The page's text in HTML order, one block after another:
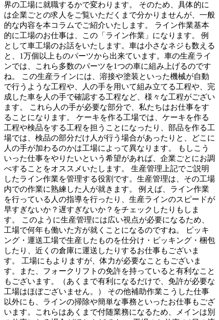
界の工場に就職するかで変わります。 そのため、具体的に
は企業ごとの求人をご覧いただくまで分かりませんが、一般
的な内容を本コラムでご紹介いたします。 ライン作業基本
的に工場のお仕事は、この「ライン作業」になります。 例
として車工場のお話をいたします。車は小さなネジも数える
と、1万個以上ものパーツから出来ています。車の生産ライ
ンでは、これら多数のパーツを1つの車に組み上げるのです
ね。 この生産ラインには、溶接や塗装といった機械が自動
で行うような工程や、人の手を用いて組み立てる工程や、完
成した車を人の手で確認する工程など、様々な工程がござい
ます。 これら人の手が必要な部分で、私たちはお仕事をす
ることになります。 ケーキを作る工場では、ケーキを作る
工程や検品をする工程を担うことになったり、部品を作る工
場では、検品の部分だけ人が行う場合があったりと、どこに
人の手が加わるのかは工場によって異なります。 もしこう
いった仕事をやりたいという希望があれば、企業ごとにお調
べすることをオススメいたします。 生産管理上記でご説明
したライン作業を管理する役割です。生産管理は、その工場
内での作業に熟練した人が就きます。 例えば、ライン作業
を行っている人の指導を行ったり、生産ラインのスピードが
早すぎないか？遅すぎないか？をチェックしたりもしま
す。 このように生産管理には広い視点が必要になるため、
工場で何年も働いた方が就くことになるのですね。 ピッキ
ング・運送工場で生産したものを仕分け・ピッキング・梱包
したり、近くの倉庫に運送したりするお仕事もございま
す。 工場にもよりますが、体力が必要なこともございま
す。また、フォークリフトの免許を持っていると有利なこと
もございます。（あくまで有利になるだけで、免許が必要な
工場はほぼございません。） その他補助作業こうした仕事
以外にも、ラインの掃除や簡単な事務といったお仕事もござ
います。これらはあくまで付随業務になるため、メインは別